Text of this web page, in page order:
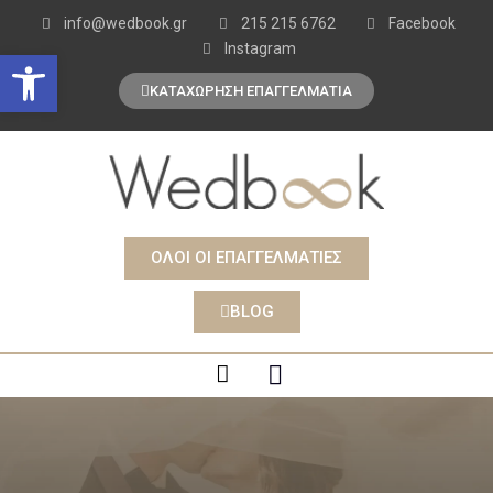
Open toolbar
info@wedbook.gr 215 215 6762
Facebook
Instagram
ΚΑΤΑΧΩΡΗΣΗ ΕΠΑΓΓΕΛΜΑΤΙΑ
ΟΛΟΙ ΟΙ ΕΠΑΓΓΕΛΜΑΤΙΕΣ
BLOG